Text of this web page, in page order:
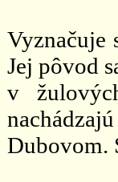
Vyznačuje
Jej pôvod
v
Dubovom.